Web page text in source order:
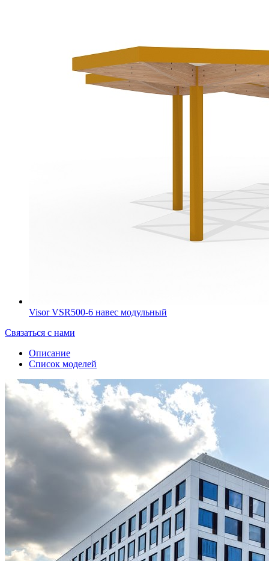
Visor VSR500-6 навес модульный
Связаться с нами
Описание
Список моделей